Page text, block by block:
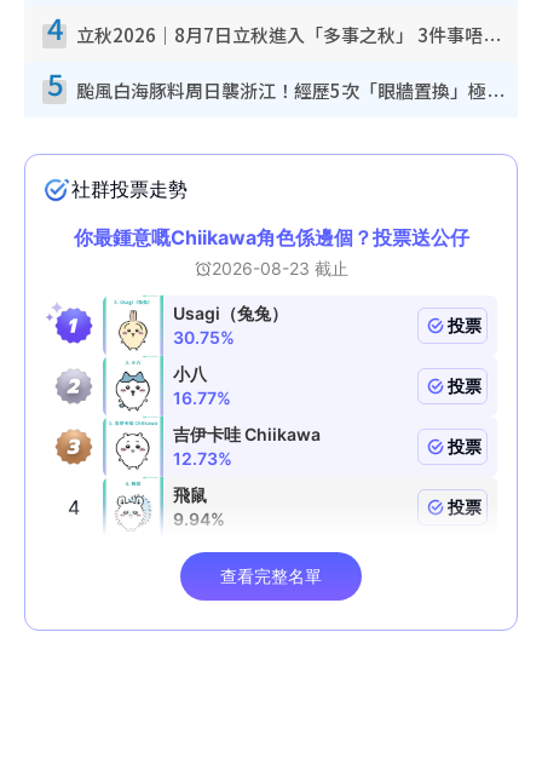
4 立秋2026｜8月7日立秋進入「多事之秋」 3件事唔做得！專家教6招開運 清枱頭／銀包納氣接好運
5 颱風白海豚料周日襲浙江！經歷5次「眼牆置換」極罕見 成登陸內地最長途颱風